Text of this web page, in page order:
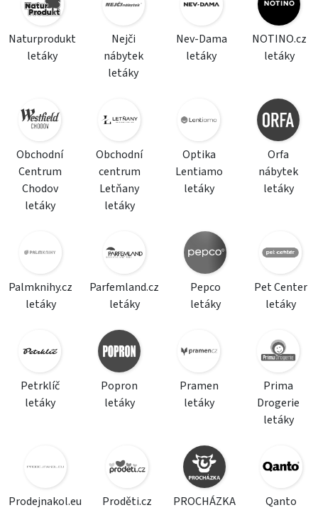
Naturprodukt
letáky
Nejči
nábytek
letáky
Nev-Dama
letáky
NOTINO.cz
letáky
Obchodní
Centrum
Chodov
letáky
Obchodní
centrum
Letňany
letáky
Optika
Lentiamo
letáky
Orfa
nábytek
letáky
Palmknihy.cz
letáky
Parfemland.cz
letáky
Pepco
letáky
Pet Center
letáky
Petrklíč
letáky
Popron
letáky
Pramen
letáky
Prima
Drogerie
letáky
Prodejnakol.eu
Proděti.cz
PROCHÁZKA
Qanto